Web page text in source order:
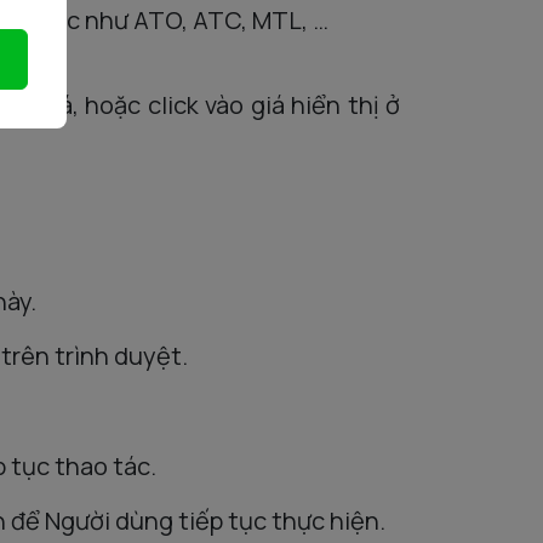
khácnhưATO, ATC, MTL, …
giá, hoặc click vào giá hiển thị ở
trên trình duyệt.
tục thao tác.
để Người dùng tiếp tục thực hiện.